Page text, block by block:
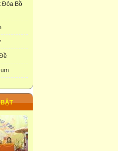
Giao
Của
:
Đàn
Châu
Đỏa Bồ